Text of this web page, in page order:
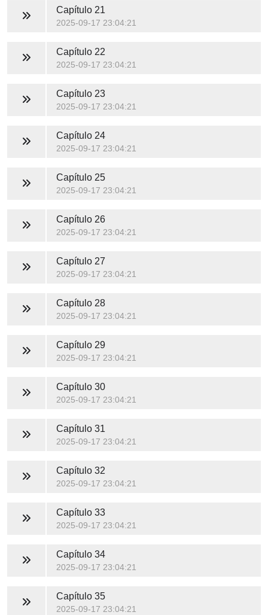
Capítulo 21
2025-09-17 23:04:21
Capítulo 22
2025-09-17 23:04:21
Capítulo 23
2025-09-17 23:04:21
Capítulo 24
2025-09-17 23:04:21
Capítulo 25
2025-09-17 23:04:21
Capítulo 26
2025-09-17 23:04:21
Capítulo 27
2025-09-17 23:04:21
Capítulo 28
2025-09-17 23:04:21
Capítulo 29
2025-09-17 23:04:21
Capítulo 30
2025-09-17 23:04:21
Capítulo 31
2025-09-17 23:04:21
Capítulo 32
2025-09-17 23:04:21
Capítulo 33
2025-09-17 23:04:21
Capítulo 34
2025-09-17 23:04:21
Capítulo 35
2025-09-17 23:04:21